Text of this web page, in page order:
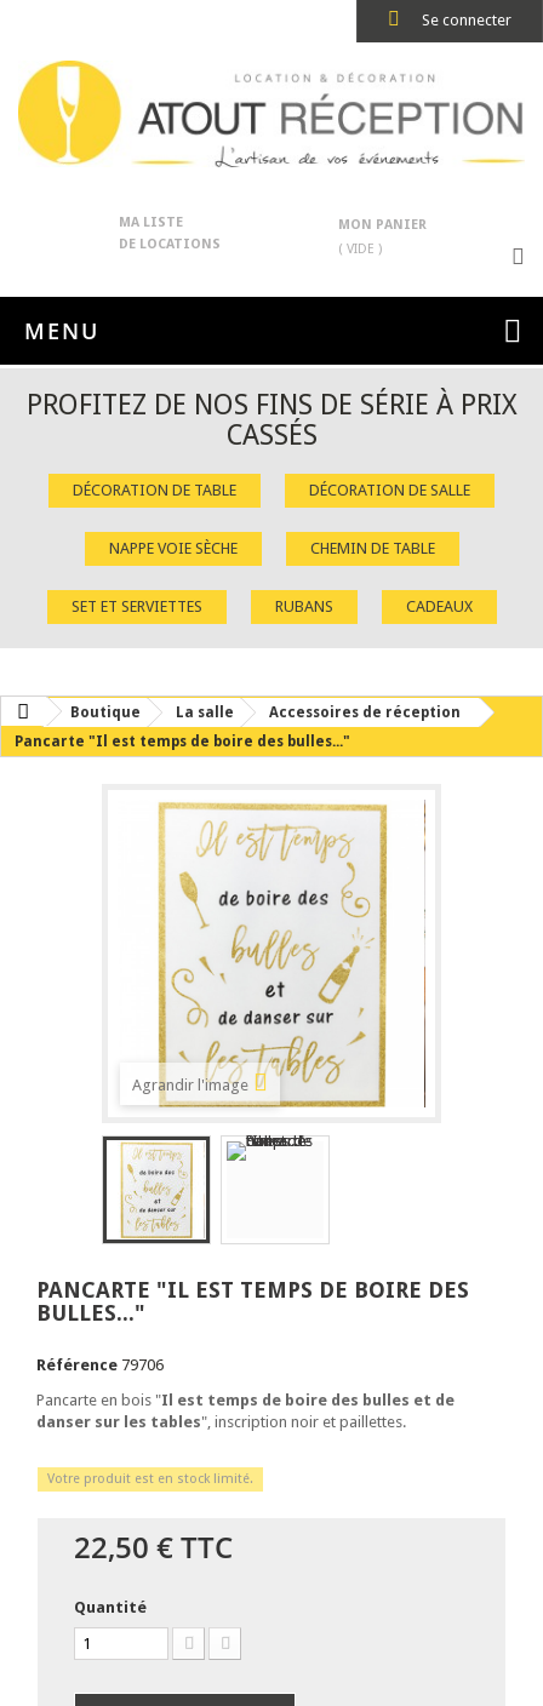
Se connecter
MA LISTE
DE LOCATIONS
MON PANIER
( VIDE )
MENU
PROFITEZ DE NOS FINS DE SÉRIE À PRIX
CASSÉS
DÉCORATION DE TABLE DÉCORATION DE SALLE
NAPPE VOIE SÈCHE CHEMIN DE TABLE
SET ET SERVIETTES RUBANS CADEAUX
Boutique La salle
Accessoires de réception
Pancarte "Il est temps de boire des bulles..."
Agrandir l'image
PANCARTE "IL EST TEMPS DE BOIRE DES
BULLES..."
Référence 79706
Pancarte en bois "Il est temps de boire des bulles et de
danser sur les tables", inscription noir et paillettes.
Votre produit est en stock limité.
22,50 €TTC
Quantité